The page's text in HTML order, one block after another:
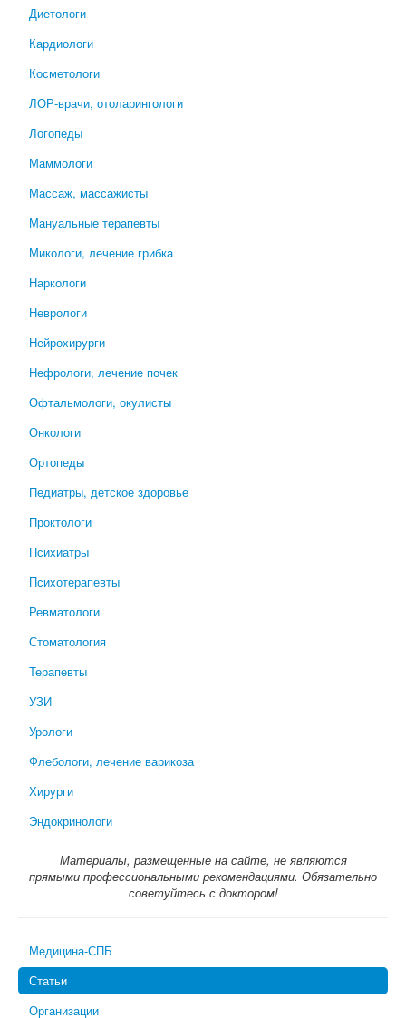
Диетологи
Кардиологи
Косметологи
ЛОР-врачи, отоларингологи
Логопеды
Маммологи
Массаж, массажисты
Мануальные терапевты
Микологи, лечение грибка
Наркологи
Неврологи
Нейрохирурги
Нефрологи, лечение почек
Офтальмологи, окулисты
Онкологи
Ортопеды
Педиатры, детское здоровье
Проктологи
Психиатры
Психотерапевты
Ревматологи
Стоматология
Терапевты
УЗИ
Урологи
Флебологи, лечение варикоза
Хирурги
Эндокринологи
Материалы, размещенные на сайте, не являются
прямыми профессиональными рекомендациями. Обязательно
советуйтесь с доктором!
Медицина-СПБ
Статьи
Организации